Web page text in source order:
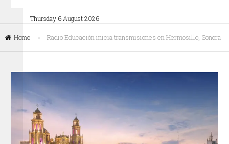
Thursday 6 August 2026
Home » Radio Educación inicia transmisiones en Hermosillo, Sonora